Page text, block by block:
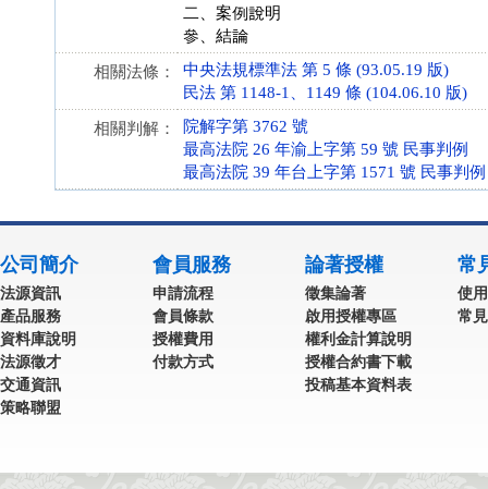
二、案例說明
參、結論
相關法條：
中央法規標準法 第 5 條 (93.05.19 版)
民法 第 1148-1、1149 條 (104.06.10 版)
相關判解：
院解字第 3762 號
最高法院 26 年渝上字第 59 號 民事判例
最高法院 39 年台上字第 1571 號 民事判例
公司簡介
法源資訊
產品服務
資料庫說明
法源徵才
交通資訊
策略聯盟
會員服務
申請流程
會員條款
授權費用
付款方式
論著授權
徵集論著
啟用授權專區
權利金計算說明
授權合約書下載
投稿基本資料表
常
使
常